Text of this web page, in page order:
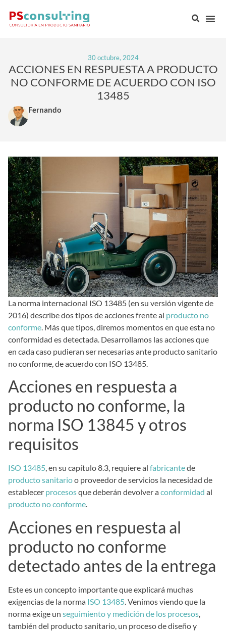
30 octubre, 2024
ACCIONES EN RESPUESTA A PRODUCTO
NO CONFORME DE ACUERDO CON ISO
13485
Fernando
La norma internacional ISO 13485 (en su versión vigente de
2016) describe dos tipos de acciones frente al producto no
conforme. Más que tipos, diremos momentos en que esta no
conformidad es detectada. Desarrollamos las acciones que
en cada caso pudieran ser necesarias ante producto sanitario
no conforme, de acuerdo con ISO 13485.
Acciones en respuesta a
producto no conforme, la
norma ISO 13845 y otros
requisitos
ISO 13485, en su capítulo 8.3, requiere al fabricantede
producto sanitarioo proveedor de servicios la necesidad de
establecer procesosque deberán devolver aconformidad al
producto no conforme.
Acciones en respuesta al
producto no conforme
detectado antes de la entrega
Este es un concepto importante que explicará muchas
exigencias de la norma ISO 13485. Venimos viendo que la
norma exige un seguimiento y medición de los procesos,
también del producto sanitario, un proceso de diseño y